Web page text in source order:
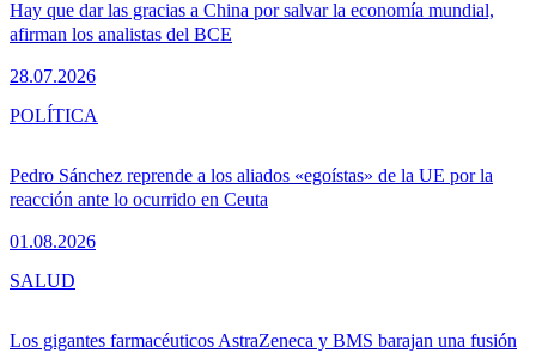
Hay que dar las gracias a China por salvar la economía mundial,
afirman los analistas del BCE
28.07.2026
Pedro Sánchez reprende a los aliados «egoístas» de la UE por la
reacción ante lo ocurrido en Ceuta
01.08.2026
POLÍTICA
Los gigantes farmacéuticos AstraZeneca y BMS barajan una fusión
SALUD